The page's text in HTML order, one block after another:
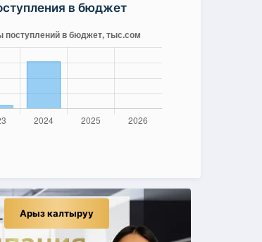
в бюджет
Арыз калтыруу